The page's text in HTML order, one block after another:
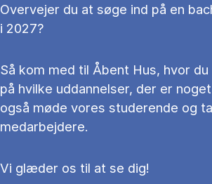
Overvejer du at søge ind på en
i 2027?
Så kom med til Åbent Hus, hvor
på hvilke uddannelser, der er
også møde vores studerende og
medarbejdere.
Vi glæder os til at se dig!